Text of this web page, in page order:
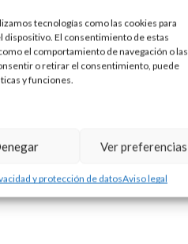
tecnologías como las cookies para
dispositivo. El consentimiento de estas
el comportamiento de navegación o las
o retirar el consentimiento, puede
y funciones.
Ver preferencias
y protección de datosAviso legal